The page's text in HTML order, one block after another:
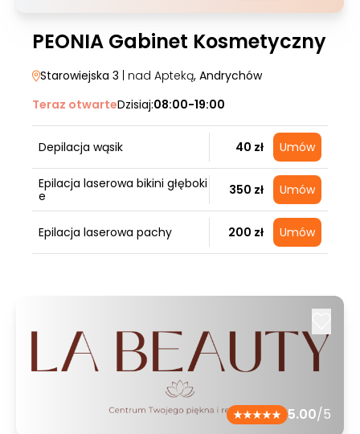
PEONIA Gabinet Kosmetyczny
Starowiejska 3 | nad Apteką, Andrychów
Teraz otwarteDzisiaj:08:00-19:00
Depilacja wąsik 40 zł Umów
Epilacja laserowa bikini głęboki
e
350 zł Umów
Epilacja laserowa pachy 200 zł Umów
5.00/5